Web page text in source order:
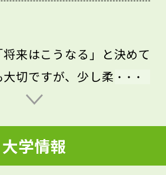
来はこうなる」と決めて
切ですが、少し柔軟に考
しれません。私は理学部生
生物学とは違っており、脳
たいという思いもあった
大学情報